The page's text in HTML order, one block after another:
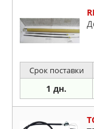
Срок поставки
1 дн.